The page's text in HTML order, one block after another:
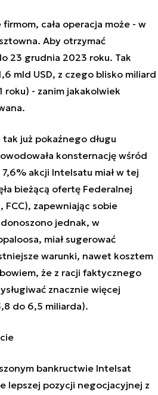
cała operacja może - w
Aby otrzymać
23 grudnia 2023 roku. Tak
mld USD, z czego blisko miliard
roku) - zanim jakakolwiek
już pokaźnego długu
konsternację wśród
akcji Intelsatu miał w tej
bieżącą ofertę Federalnej
FCC), zapewniając sobie
jednak, w
miał sugerować
warunki, nawet kosztem
że z racji faktycznego
znacznie więcej
do 6,5 miliarda).
bankructwie Intelsat
lepszej pozycji negocjacyjnej z